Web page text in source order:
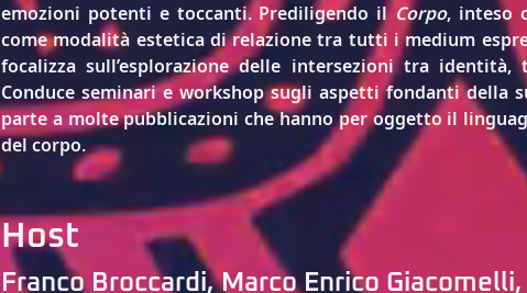
emozioni potenti e toccanti. Prediligendo il Corpo, inteso
come modalità estetica di relazione tra tutti i medium
focalizza sull’esplorazione delle intersezioni tra
Conduce seminari e workshop sugli aspetti fondanti della
parte a molte pubblicazioni che hanno per oggetto il
del corpo.
Host
Franco Broccardi, Marco Enrico